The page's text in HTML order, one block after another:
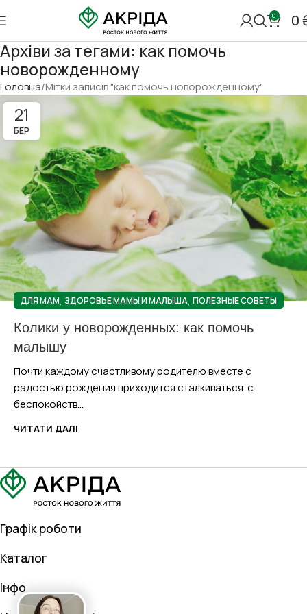
0 0
Архіви за тегами: как помочь
новорожденному
Головна Мітки записів "как помочь новорожденному"
21
БЕР
ДЛЯ МАМ, ЗДОРОВЬЕ МАМЫ И МАЛЫША, ПОЛЕЗНЫЕ СОВЕТЫ
Колики у новорожденных: как помочь
малышу
Почти каждому счастливому родителю вместе с
радостью рождения приходится сталкиваться с
беспокойств...
ЧИТАТИ ДАЛІ
Графік роботи
Каталог
Інфо